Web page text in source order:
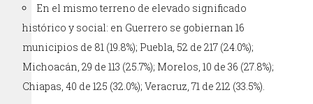
En el mismo terreno de elevado significado
histórico y social: en Guerrero se gobiernan 16
municipios de 81 (19.8%); Puebla, 52 de 217 (24.0%);
Michoacán, 29 de 113 (25.7%); Morelos, 10 de 36 (27.8%);
Chiapas, 40 de 125 (32.0%); Veracruz, 71 de 212 (33.5%).